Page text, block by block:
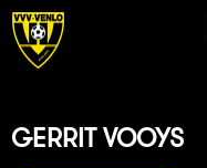
GERRIT VOOYS